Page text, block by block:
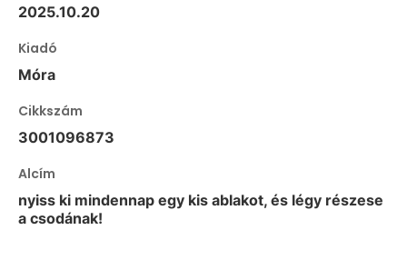
2025.10.20
Kiadó
Móra
Cikkszám
3001096873
Alcím
nyiss ki mindennap egy kis ablakot, és légy részese
a csodának!